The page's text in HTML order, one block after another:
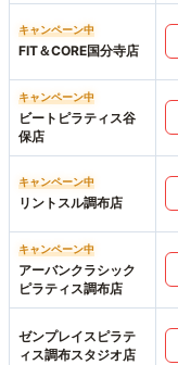
キャンペーン中
FIT＆CORE国分寺店
キャンペーン中
ビートピラティス谷
保店
キャンペーン中
リントスル調布店
キャンペーン中
アーバンクラシック
ピラティス調布店
ゼンプレイスピラテ
ィス調布スタジオ店